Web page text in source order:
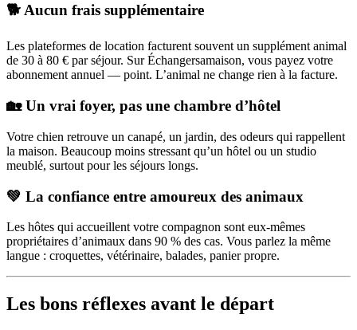
🐕 Aucun frais supplémentaire
Les plateformes de location facturent souvent un supplément animal
de 30 à 80 € par séjour. Sur Échangersamaison, vous payez votre
abonnement annuel — point. L’animal ne change rien à la facture.
🏡 Un vrai foyer, pas une chambre d’hôtel
Votre chien retrouve un canapé, un jardin, des odeurs qui rappellent
la maison. Beaucoup moins stressant qu’un hôtel ou un studio
meublé, surtout pour les séjours longs.
💚 La confiance entre amoureux des animaux
Les hôtes qui accueillent votre compagnon sont eux-mêmes
propriétaires d’animaux dans 90 % des cas. Vous parlez la même
langue : croquettes, vétérinaire, balades, panier propre.
Les bons réflexes avant le départ